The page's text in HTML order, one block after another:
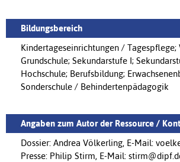
Bildungsbereich
Kindertageseinrichtungen / Tagespflege;
Grundschule; Sekundarstufe I;
Hochschule; Berufsbildung;
Sonderschule / Behindertenpädagogik
Angaben zum Autor der Ressource /
Dossier: Andrea Völkerling, E-Mail:
Presse: Philip Stirm, E-Mail: